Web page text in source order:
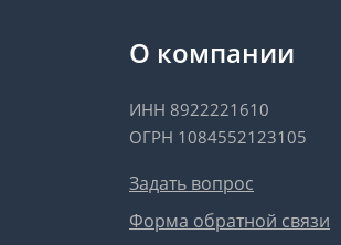
О компании
ИНН 8922221610
ОГРН 1084552123105
Задать вопрос
Форма обратной связи